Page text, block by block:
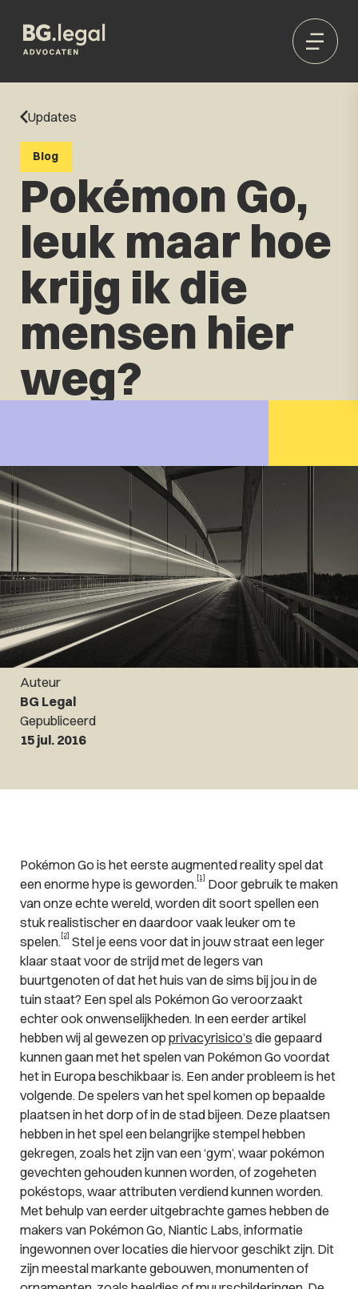
Updates
Blog
Pokémon Go,
leuk maar hoe
krijg ik die
mensen hier
weg?
Auteur
BG Legal
Gepubliceerd
15 jul. 2016
Pokémon Go is het eerste augmented reality spel dat
een enorme hype is geworden.[1] Door gebruik te maken
van onze echte wereld, worden dit soort spellen een
stuk realistischer en daardoor vaak leuker om te
spelen.[2] Stel je eens voor dat in jouw straat een leger
klaar staat voor de strijd met de legers van
buurtgenoten of dat het huis van de sims bij jou in de
tuin staat? Een spel als Pokémon Go veroorzaakt
echter ook onwenselijkheden. In een eerder artikel
hebben wij al gewezen op privacyrisico’s die gepaard
kunnen gaan met het spelen van Pokémon Go voordat
het in Europa beschikbaar is. Een ander probleem is het
volgende. De spelers van het spel komen op bepaalde
plaatsen in het dorp of in de stad bijeen. Deze plaatsen
hebben in het spel een belangrijke stempel hebben
gekregen, zoals het zijn van een ‘gym’, waar pokémon
gevechten gehouden kunnen worden, of zogeheten
pokéstops, waar attributen verdiend kunnen worden.
Met behulp van eerder uitgebrachte games hebben de
makers van Pokémon Go, Niantic Labs, informatie
ingewonnen over locaties die hiervoor geschikt zijn. Dit
zijn meestal markante gebouwen, monumenten of